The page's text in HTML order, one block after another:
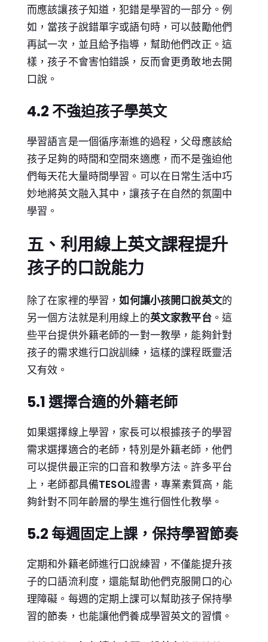
而應該讓孩子知道，犯錯是學習的一部分。例
如，當孩子說錯單字或語句時，可以鼓勵他們
再試一次，並且給予指導，幫助他們改正。這
樣，孩子不會害怕錯誤，反而會更勇敢地去開
口說。
4.2 不強迫孩子學英文
學習語言是一個循序漸進的過程，父母應該給
孩子足夠的時間和空間來適應，而不是強迫他
們每天花大量時間學習。可以在日常生活中巧
妙地將英文融入其中，讓孩子在自然的氛圍中
學習。
五、利用線上英文課程提升
孩子的口說能力
除了在家裡的學習，如何讓小孩開口說英文的
另一個方法就是利用線上的英文家教平台。這
些平台提供外籍老師的一對一教學，能夠針對
孩子的需求進行口說訓練，這樣的課程既靈活
又有效。
5.1 選擇合適的外籍老師
如果選擇線上學習，家長可以根據孩子的學習
需求選擇適合的老師，特別是外籍老師，他們
可以提供最正宗的口音和教學方法。許多平台
上，老師都具備TESOL證書，專業素質高，能
夠針對不同年齡層的學生進行個性化教學。
5.2 每週固定上課，保持學習節奏
定期和外籍老師進行口說練習，不僅能提升孩
子的口語流利度，還能幫助他們克服開口的心
理障礙。每週的定期上課可以幫助孩子保持學
習的節奏，也能讓他們養成學習英文的習慣。